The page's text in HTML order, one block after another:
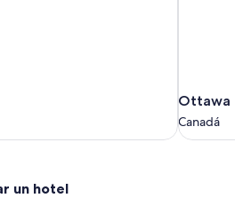
Ottawa
Canadá
Ottawa
Canadá
un hotel